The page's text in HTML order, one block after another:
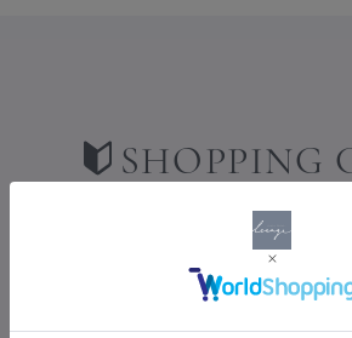
SHOPPING
ショッピングガイド
PAYMENT